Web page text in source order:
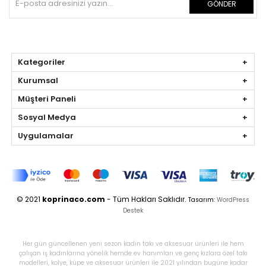
GÖNDER
Kategoriler
Kurumsal
Müşteri Paneli
Sosyal Medya
Uygulamalar
© 2021 koprinaco.com - Tüm Hakları Saklıdır. Tasarım: WordPress
Destek
Her gün güncellenen yeni sezon kadın takı ve aksesuar ürünleri ile hem
çalışan iş kadınlarına yönelik hemde ev hanımları ve genç kızlara özel takı
modelleri, kolye, küpe ve aksesuar ürünleri ile 2021 yılından bugüne kadar